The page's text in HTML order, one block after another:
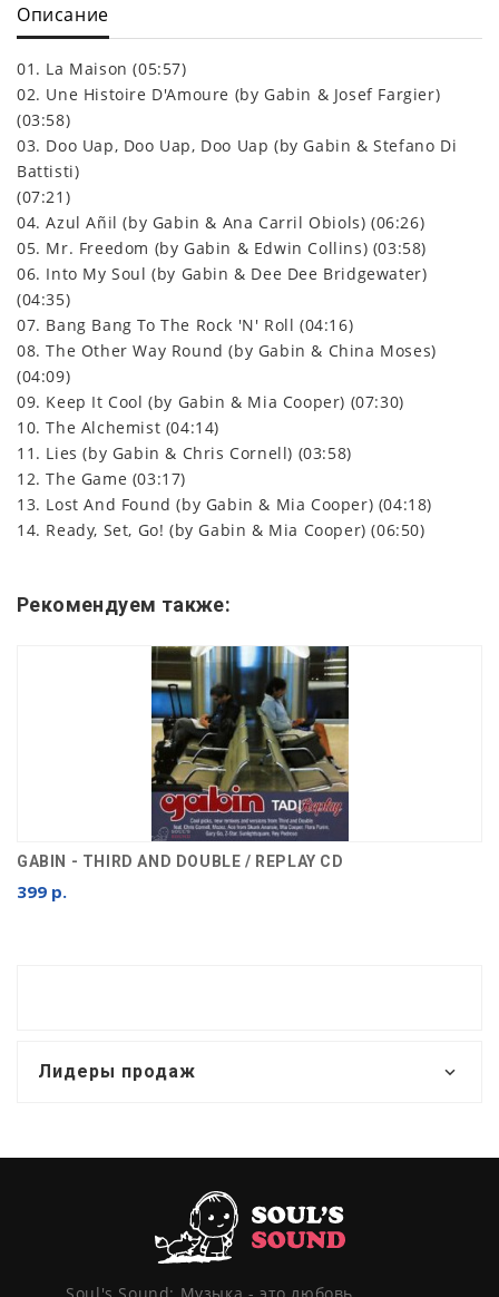
Описание
01. La Maison (05:57)
02. Une Histoire D'Amoure (by Gabin & Josef Fargier)
(03:58)
03. Doo Uap, Doo Uap, Doo Uap (by Gabin & Stefano Di
Battisti)
(07:21)
04. Azul Añil (by Gabin & Ana Carril Obiols) (06:26)
05. Mr. Freedom (by Gabin & Edwin Collins) (03:58)
06. Into My Soul (by Gabin & Dee Dee Bridgewater)
(04:35)
07. Bang Bang To The Rock 'N' Roll (04:16)
08. The Other Way Round (by Gabin & China Moses)
(04:09)
09. Keep It Cool (by Gabin & Mia Cooper) (07:30)
10. The Alchemist (04:14)
11. Lies (by Gabin & Chris Cornell) (03:58)
12. The Game (03:17)
13. Lost And Found (by Gabin & Mia Cooper) (04:18)
14. Ready, Set, Go! (by Gabin & Mia Cooper) (06:50)
Рекомендуем также:
GABIN - THIRD AND DOUBLE / REPLAY CD
399 р.
Лидеры продаж